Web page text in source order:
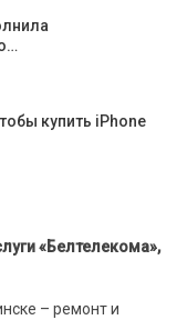
купить iPhone
«Белтелекома»,
– ремонт и